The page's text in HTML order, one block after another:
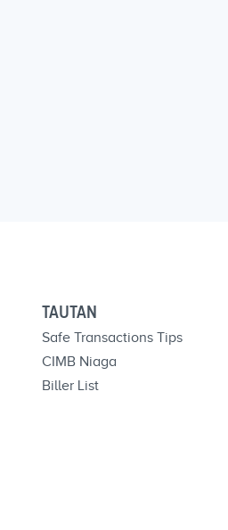
TAUTAN
Safe Transactions Tips
CIMB Niaga
Biller List